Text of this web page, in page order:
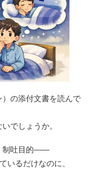
の添付文書を読んで
でしょうか。
制吐目的――
いるだけなのに、